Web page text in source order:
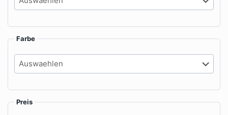
Produktseite
werden
gewählt
Farbe
Preis